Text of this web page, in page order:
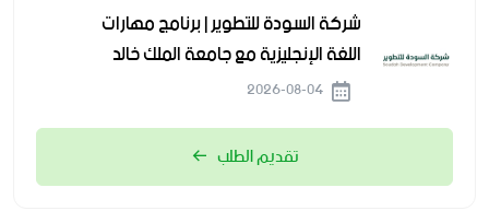
شركة السودة للتطوير | برنامج مهارات
اللغة الإنجليزية مع جامعة الملك خالد
تقديم الطلب